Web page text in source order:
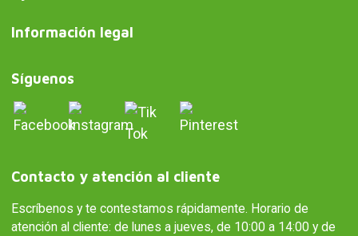
Información legal
Síguenos
Contacto y atención al cliente
Escríbenos y te contestamos rápidamente. Horario de
atención al cliente: de lunes a jueves, de 10:00 a 14:00 y de